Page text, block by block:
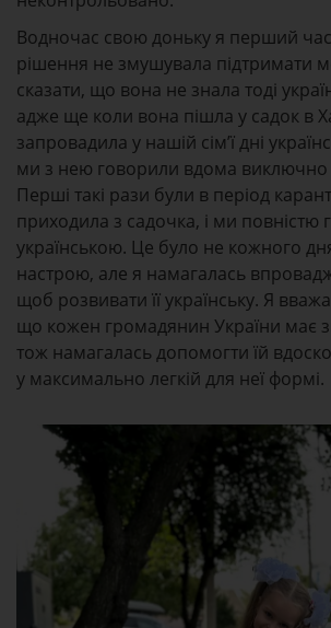
Водночас свою доньку я перший час
рішення не змушувала підтримати
сказати, що вона не знала тоді
адже ще коли вона пішла у садок в
запровадила у нашій сім’ї дні
ми з нею говорили вдома виключно
Перші такі рази були в період
приходила з садочка, і ми повністю
українською. Це було не кожного
настрою, але я намагалась
щоб розвивати її українську. Я
що кожен громадянин України має
тож намагалась допомогти їй
у максимально легкій для неї формі.